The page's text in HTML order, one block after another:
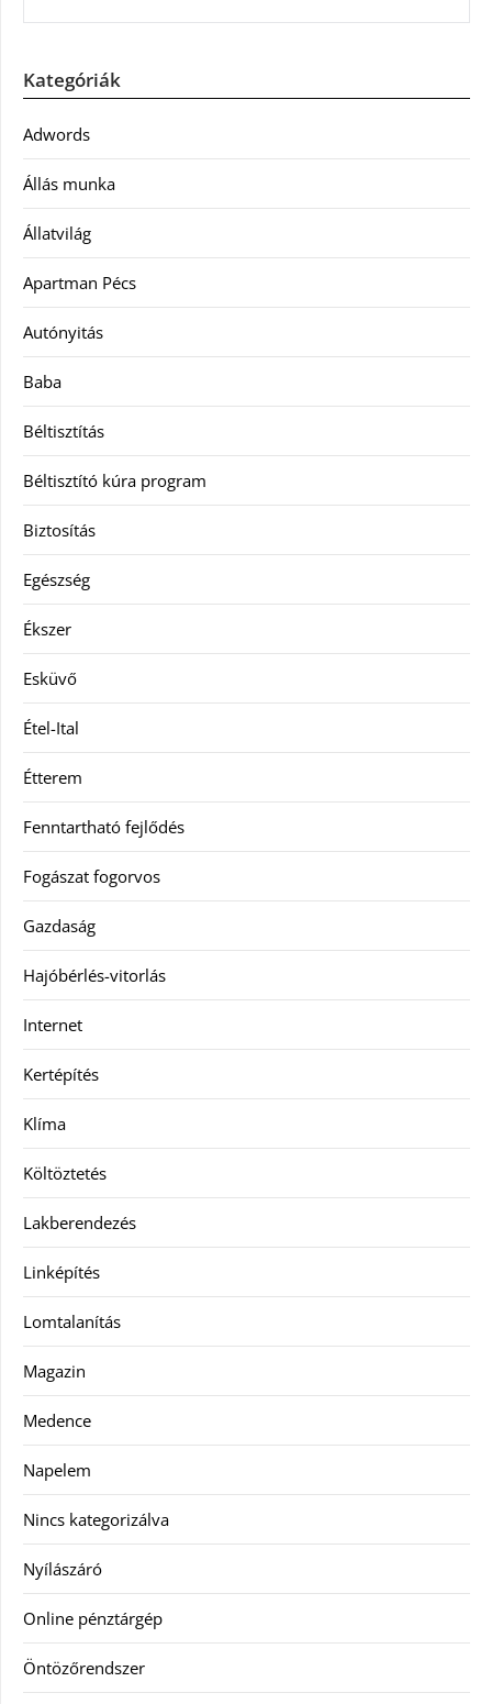
Kategóriák
Adwords
Állás munka
Állatvilág
Apartman Pécs
Autónyitás
Baba
Béltisztítás
Béltisztító kúra program
Biztosítás
Egészség
Ékszer
Esküvő
Étel-Ital
Étterem
Fenntartható fejlődés
Fogászat fogorvos
Gazdaság
Hajóbérlés-vitorlás
Internet
Kertépítés
Klíma
Költöztetés
Lakberendezés
Linképítés
Lomtalanítás
Magazin
Medence
Napelem
Nincs kategorizálva
Nyílászáró
Online pénztárgép
Öntözőrendszer